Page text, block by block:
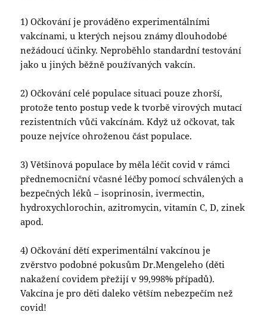
1) Očkování je prováděno experimentálními
vakcínami, u kterých nejsou známy dlouhodobé
nežádoucí účinky. Neproběhlo standardní testování
jako u jiných běžně používaných vakcín.
2) Očkování celé populace situaci pouze zhorší,
protože tento postup vede k tvorbě virových mutací
rezistentních vůči vakcínám. Když už očkovat, tak
pouze nejvíce ohroženou část populace.
3) Většinová populace by měla léčit covid v rámci
přednemocniční včasné léčby pomocí schválených a
bezpečných léků – isoprinosin, ivermectin,
hydroxychlorochin, azitromycin, vitamín C, D, zinek
apod.
4) Očkování dětí experimentální vakcínou je
zvěrstvo podobné pokusům Dr.Mengeleho (děti
nakažení covidem přežijí v 99,998% případů).
Vakcína je pro děti daleko větším nebezpečím než
covid!